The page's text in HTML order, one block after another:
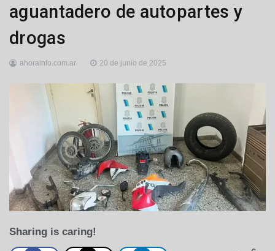
aguantadero de autopartes y
drogas
ahorainfo.com.ar 20 de junio de 2025
Sharing is caring!